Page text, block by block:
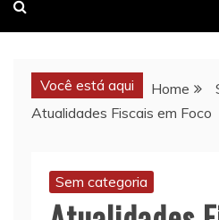
Você está aqui Home
Atualidades Fiscais em Foco
Sem categoria